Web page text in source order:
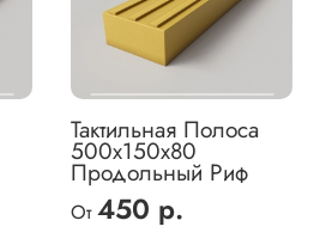
Тактильная Полоса
500х150х80
Продольный Риф
От 450 р.